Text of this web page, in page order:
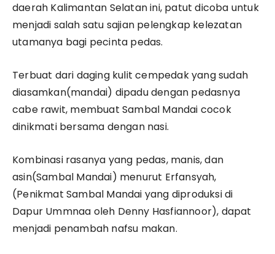
daerah Kalimantan Selatan ini, patut dicoba untuk
menjadi salah satu sajian pelengkap kelezatan
utamanya bagi pecinta pedas.
Terbuat dari daging kulit cempedak yang sudah
diasamkan(mandai) dipadu dengan pedasnya
cabe rawit, membuat Sambal Mandai cocok
dinikmati bersama dengan nasi.
Kombinasi rasanya yang pedas, manis, dan
asin(Sambal Mandai) menurut Erfansyah,
(Penikmat Sambal Mandai yang diproduksi di
Dapur Ummnaa oleh Denny Hasfiannoor), dapat
menjadi penambah nafsu makan.